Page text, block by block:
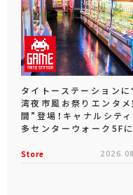
タイトーステーションに
湾夜市風お祭りエンタメ
間”登場！キャナルシテ
多センターウォーク5F
Store